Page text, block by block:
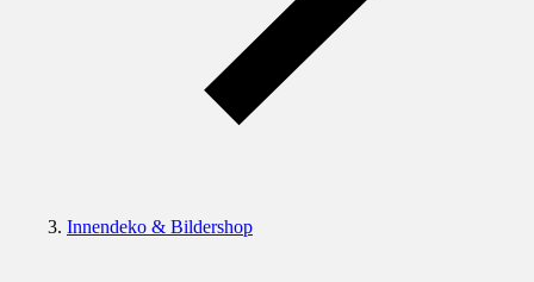
Innendeko & Bildershop